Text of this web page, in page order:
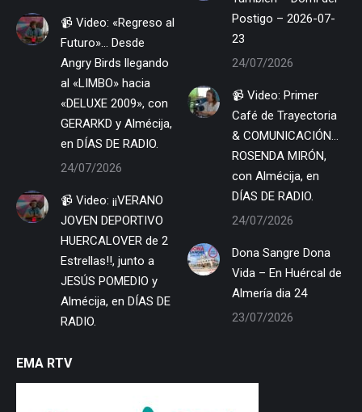
📹 Video: «Regreso al
Futuro»… Desde
Angry Birds llegando
al «LIMBO» hacia
«DELUXE 2009», con
GERARKD y Almécija,
en DÍAS DE RADIO.
24/07/2026
📹 Video: ¡¡VERANO
JOVEN DEPORTIVO
HUERCALOVER de 2
Estrellas!!, junto a
JESÚS POMEDIO y
Almécija, en DÍAS DE
RADIO.
Postigo – 2026-07-
23
24/07/2026
📹 Video: Primer
Café de Trayectoria
& COMUNICACIÓN…
ROSENDA MIRÓN,
con Almécija, en
DÍAS DE RADIO.
24/07/2026
Dona Sangre Dona
Vida – En Huércal de
Almería dia 24
23/07/2026
EMA RTV